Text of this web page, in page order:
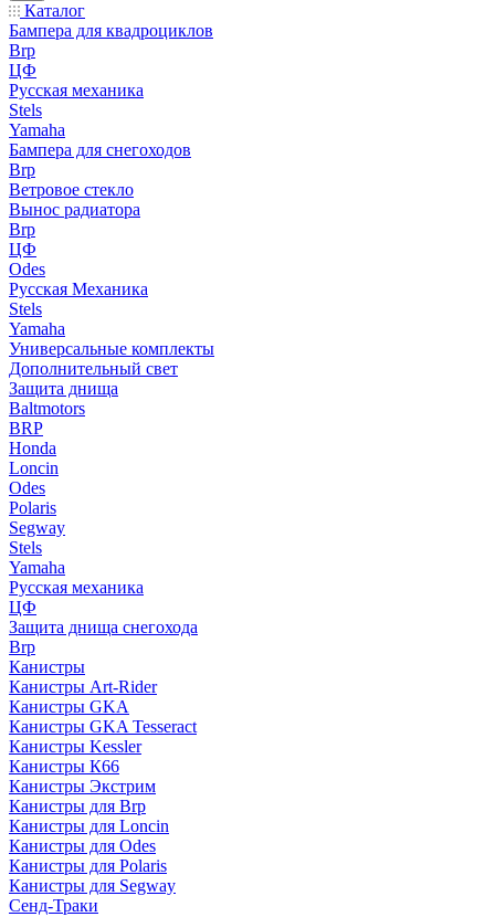
Каталог
Бампера для квадроциклов
Brp
ЦФ
Русская механика
Stels
Yamaha
Бампера для снегоходов
Brp
Ветровое стекло
Вынос радиатора
Brp
ЦФ
Odes
Русская Механика
Stels
Yamaha
Универсальные комплекты
Дополнительный свет
Защита днища
Baltmotors
BRP
Honda
Loncin
Odes
Polaris
Segway
Stels
Yamaha
Русская механика
ЦФ
Защита днища снегохода
Brp
Канистры
Канистры Art-Rider
Канистры GKA
Канистры GKA Tesseract
Канистры Kessler
Канистры К66
Канистры Экстрим
Канистры для Brp
Канистры для Loncin
Канистры для Odes
Канистры для Polaris
Канистры для Segway
Сенд-Траки